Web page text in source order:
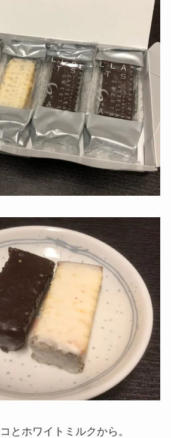
とホワイトミルクから。